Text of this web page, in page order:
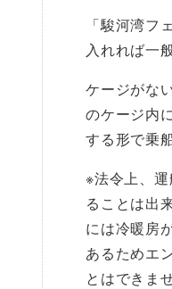
「駿河湾フ
入れれば一
ケージがな
のケージ内
する形で乗
※法令上、
ることは出
には冷暖房
あるためエ
とはできま